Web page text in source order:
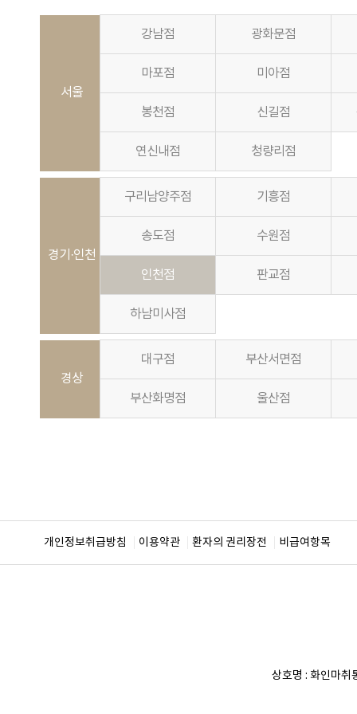
서울
강남점 광화문점
마포점 미아점
봉천점 신길점
연신내점 청량리점
경기·인천
구리남양주점 기흥점
송도점 수원점
인천점 판교점
하남미사점
경상
대구점 부산서면점
부산화명점 울산점
개인정보취급방침 이용약관 환자의 권리장전 비급여항목
상호명 : 화인마취